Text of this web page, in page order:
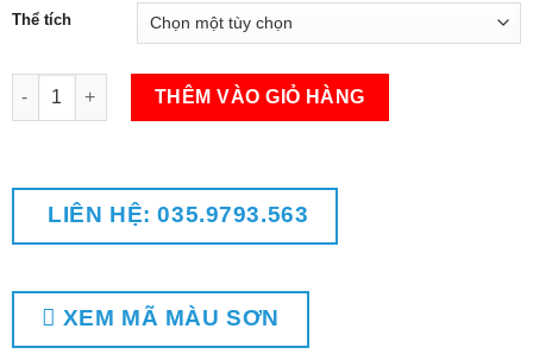
44,440₫
đến
1,861,200₫
Thể tích
Sơn Acrylic Trắng - ARZ790 số lượng
THÊM VÀO GIỎ HÀNG
LIÊN HỆ: 035.9793.563
XEM MÃ MÀU SƠN